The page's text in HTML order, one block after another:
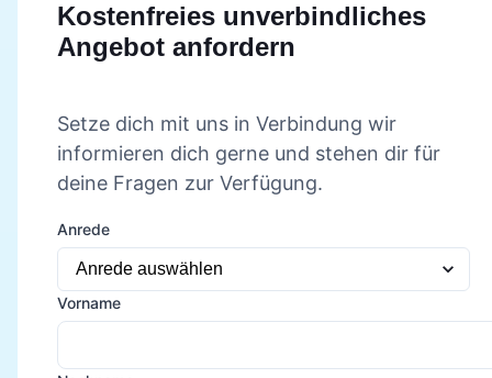
Kostenfreies unverbindliches
Angebot anfordern
Setze dich mit uns in Verbindung wir
informieren dich gerne und stehen dir für
deine Fragen zur Verfügung.
Anrede
Vorname